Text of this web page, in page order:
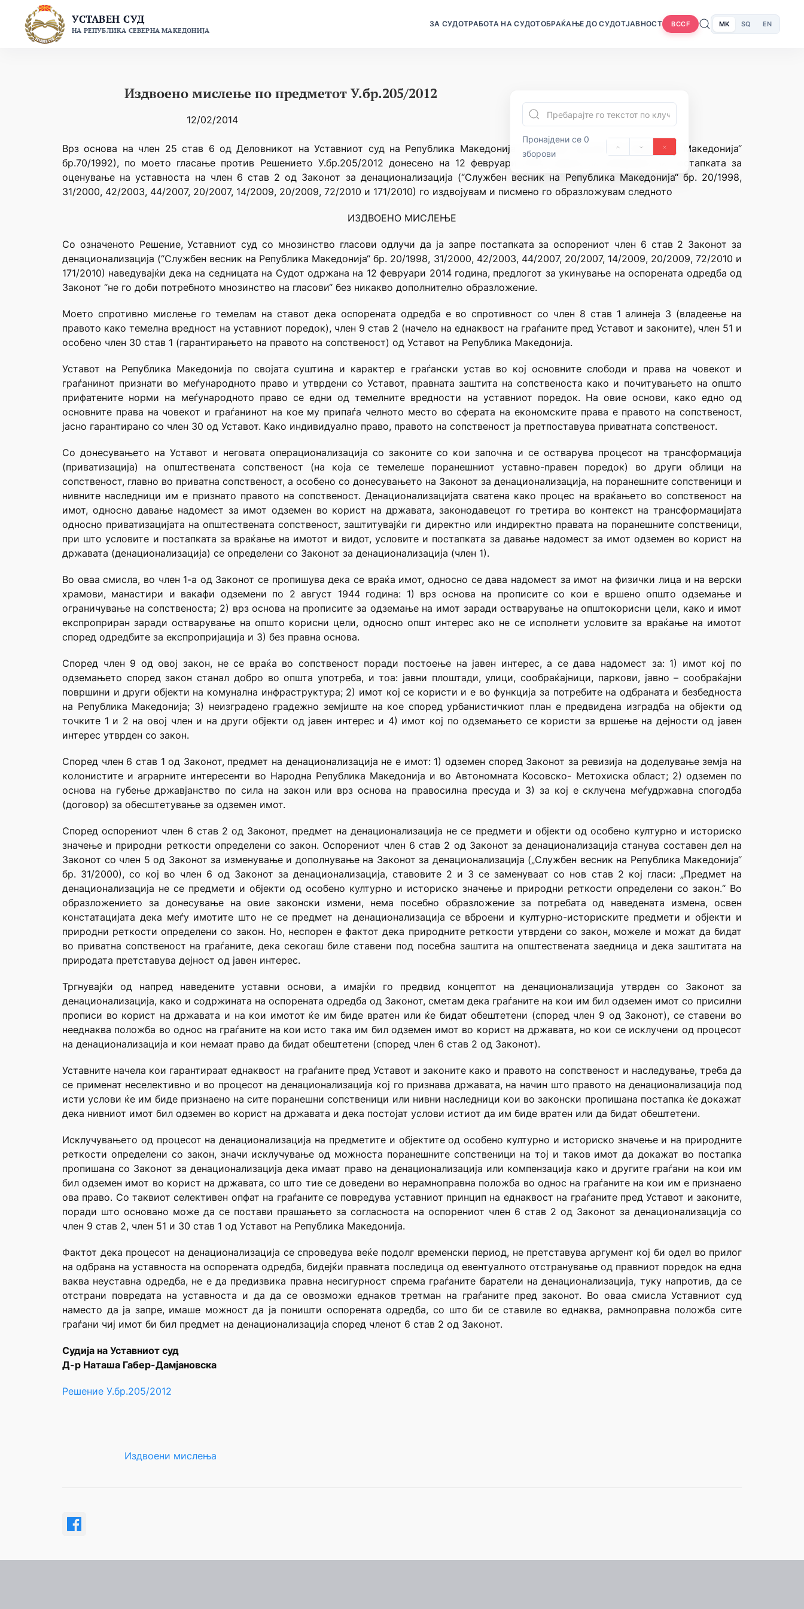
content
УСТАВЕН СУД
НА РЕПУБЛИКА СЕВЕРНА МАКЕДОНИЈА
ЗА СУДОТРАБОТА НА СУДОТОБРАЌАЊЕ ДО СУДОТЈАВНОСТ BCCF MK SQ EN
Издвоено мислење по предметот У.бр.205/2012
12/02/2014
Пронајдени се 0
зборови
Врз основа на член 25 став 6 од Деловникот на Уставниот суд на Република Македонија (“Службен весник на Република Македонија“
бр.70/1992), по моето гласање против Решението У.бр.205/2012 донесено на 12 февруари 2014 година за запирање на постапката за
оценување на уставноста на член 6 став 2 од Законот за денационализација (“Службен весник на Република Македонија“ бр. 20/1998,
31/2000, 42/2003, 44/2007, 20/2007, 14/2009, 20/2009, 72/2010 и 171/2010) го издвојувам и писмено го образложувам следното
ИЗДВОЕНО МИСЛЕЊЕ
Со означеното Решение, Уставниот суд со мнозинство гласови одлучи да ја запре постапката за оспорениот член 6 став 2 Законот за
денационализација (“Службен весник на Република Македонија“ бр. 20/1998, 31/2000, 42/2003, 44/2007, 20/2007, 14/2009, 20/2009, 72/2010 и
171/2010) наведувајќи дека на седницата на Судот одржана на 12 февруари 2014 година, предлогот за укинување на оспорената одредба од
Законот “не го доби потребното мнозинство на гласови“ без никакво дополнително образложение.
Моето спротивно мислење го темелам на ставот дека оспорената одредба е во спротивност со член 8 став 1 алинеја 3 (владеење на
правото како темелна вредност на уставниот поредок), член 9 став 2 (начело на еднаквост на граѓаните пред Уставот и законите), член 51 и
особено член 30 став 1 (гарантирањето на правото на сопственост) од Уставот на Република Македонија.
Уставот на Република Македонија по својата суштина и карактер е граѓански устав во кој основните слободи и права на човекот и
граѓанинот признати во меѓународното право и утврдени со Уставот, правната заштита на сопственоста како и почитувањето на општо
прифатените норми на меѓународното право се едни од темелните вредности на уставниот поредок. На овие основи, како едно од
основните права на човекот и граѓанинот на кое му припаѓа челното место во сферата на економските права е правото на сопственост,
јасно гарантирано со член 30 од Уставот. Како индивидуално право, правото на сопственост ја претпоставува приватната сопственост.
Со донесувањето на Уставот и неговата операционализација со законите со кои започна и се остварува процесот на трансформација
(приватизација) на општествената сопственост (на која се темелеше поранешниот уставно-правен поредок) во други облици на
сопственост, главно во приватна сопственост, а особено со донесувањето на Законот за денационализација, на поранешните сопственици и
нивните наследници им е признато правото на сопственост. Денационализацијата сватена како процес на враќањето во сопственост на
имот, односно давање надомест за имот одземен во корист на државата, законодавецот го третира во контекст на трансформацијата
односно приватизацијата на општествената сопственост, заштитувајќи ги директно или индиректно правата на поранешните сопственици,
при што условите и постапката за враќање на имотот и видот, условите и постапката за давање надомест за имот одземен во корист на
државата (денационализација) се определени со Законот за денационализација (член 1).
Во оваа смисла, во член 1-а од Законот се пропишува дека се враќа имот, односно се дава надомест за имот на физички лица и на верски
храмови, манастири и вакафи одземени по 2 август 1944 година: 1) врз основа на прописите со кои е вршено општо одземање и
ограничување на сопственоста; 2) врз основа на прописите за одземање на имот заради остварување на општокорисни цели, како и имот
експроприран заради остварување на општо корисни цели, односно општ интерес ако не се исполнети условите за враќање на имотот
според одредбите за експропријација и 3) без правна основа.
Според член 9 од овој закон, не cе враќа во сопственост поради постоење на јавен интерес, a cе дава надомест за: 1) имот кој по
одземањето според закон станал добро во општа употреба, и тоа: јавни плоштади, улици, сообраќајници, паркови, јавно – сообраќајни
површини и други објекти на комунална инфраструктура; 2) имот кој се користи и е во функција за потребите на одбраната и безбедноста
на Република Македонија; 3) неизградено градежно земјиште на кое според урбанистичкиот план е предвидена изградба на објекти од
точките 1 и 2 на овој член и на други објекти од јавен интерес и 4) имот кој по одземањето се користи за вршење на дејности од јавен
интерес утврден со закон.
Според член 6 став 1 од Законот, предмет на денационализација не е имот: 1) одземен според Законот за ревизија на доделување земја на
колонистите и аграрните интересенти во Народна Република Македонија и во Автономната Косовско- Метохиска област; 2) одземен по
основа на губење државјанство по сила на закон или врз основа на правосилна пресуда и 3) за кој е склучена меѓудржавна спогодба
(договор) за обесштетување за одземен имот.
Според оспорениот член 6 став 2 од Законот, предмет на денационализација не се предмети и објекти од особено културно и историско
значење и природни реткости определени со закон. Оспорениот член 6 став 2 од Законот за денационализација станува составен дел на
Законот со член 5 од Законот за изменување и дополнување на Законот за денационализација („Службен весник на Република Македонија“
бр. 31/2000), со кој во член 6 од Законот за денационализација, ставовите 2 и 3 се заменуваат со нов став 2 кој гласи: „Предмет на
денационализација не се предмети и објекти од особено културно и историско значење и природни реткости определени со закон.“ Во
образложението за донесување на овие законски измени, нема посебно образложение за потребата од наведената измена, освен
констатацијата дека меѓу имотите што не се предмет на денационализација се вброени и културно-историските предмети и објекти и
природни реткости определени со закон. Но, неспорен е фактот дека природните реткости утврдени со закон, можеле и можат да бидат
во приватна сопственост на граѓаните, дека секогаш биле ставени под посебна заштита на општествената заедница и дека заштитата на
природата претставува дејност од јавен интерес.
Тргнувајќи од напред наведените уставни основи, а имајќи го предвид концептот на денационализација утврден со Законот за
денационализација, како и содржината на оспорената одредба од Законот, сметам дека граѓаните на кои им бил одземен имот со присилни
прописи во корист на државата и на кои имотот ќе им биде вратен или ќе бидат обештетени (според член 9 од Законот), се ставени во
нееднаква положба во однос на граѓаните на кои исто така им бил одземен имот во корист на државата, но кои се исклучени од процесот
на денационализација и кои немаат право да бидат обештетени (според член 6 став 2 од Законот).
Уставните начела кои гарантираат еднаквост на граѓаните пред Уставот и законите како и правото на сопственост и наследување, треба да
се применат неселективно и во процесот на денационализација кој го признава државата, на начин што правото на денационализација под
исти услови ќе им биде признаено на сите поранешни сопственици или нивни наследници кои во законски пропишана постапка ќе докажат
дека нивниот имот бил одземен во корист на државата и дека постојат услови истиот да им биде вратен или да бидат обештетени.
Исклучувањето од процесот на денационализација на предметите и објектите од особено културно и историско значење и на природните
реткости определени со закон, значи исклучување од можноста поранешните сопственици на тој и таков имот да докажат во постапка
пропишана со Законот за денационализација дека имаат право на денационализација или компензација како и другите граѓани на кои им
бил одземен имот во корист на државата, со што тие се доведени во нерамноправна положба во однос на граѓаните на кои им е признаено
ова право. Со таквиот селективен опфат на граѓаните се повредува уставниот принцип на еднаквост на граѓаните пред Уставот и законите,
поради што основано може да се постави прашањето за согласноста на оспорениот член 6 став 2 од Законот за денационализација со
член 9 став 2, член 51 и 30 став 1 од Уставот на Република Македонија.
Фактот дека процесот на денационализација се спроведува веќе подолг временски период, не претставува аргумент кој би одел во прилог
на одбрана на уставноста на оспорената одредба, бидејќи правната последица од евентуалното отстранување од правниот поредок на една
ваква неуставна одредба, не е да предизвика правна несигурност спрема граѓаните баратели на денационализација, туку напротив, да се
отстрани повредата на уставноста и да да се овозможи еднаков третман на граѓаните пред законот. Во оваа смисла Уставниот суд
наместо да ја запре, имаше можност да ја поништи оспорената одредба, со што би се ставиле во еднаква, рамноправна положба сите
граѓани чиј имот би бил предмет на денационализација според членот 6 став 2 од Законот.
Судија на Уставниот суд
Д-р Наташа Габер-Дамјановска
Решение У.бр.205/2012
Издвоени мислења